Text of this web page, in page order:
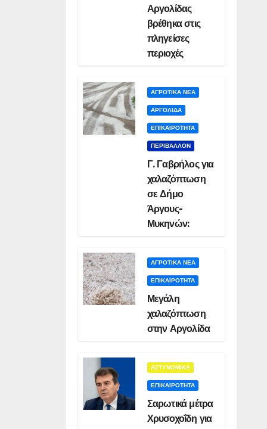
Αργολίδας
βρέθηκα στις
πληγείσες
περιοχές
ΑΓΡΟΤΙΚΑ ΝΕΑ
ΑΡΓΟΛΙΔΑ
ΕΠΙΚΑΙΡΟΤΗΤΑ
ΠΕΡΙΒΑΛΛΟΝ
Γ. Γαβρήλος για
χαλαζόπτωση
σε Δήμο
Άργους-
Μυκηνών:
ΑΓΡΟΤΙΚΑ ΝΕΑ
ΕΠΙΚΑΙΡΟΤΗΤΑ
Μεγάλη
χαλαζόπτωση
στην Αργολίδα
ΑΣΤΥΝΟΜΙΚΑ
ΕΠΙΚΑΙΡΟΤΗΤΑ
Σαρωτικά μέτρα
Χρυσοχοΐδη για